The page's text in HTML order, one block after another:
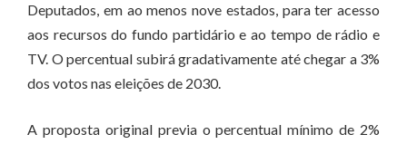
Deputados, em ao menos nove estados, para ter acesso
aos recursos do fundo partidário e ao tempo de rádio e
TV. O percentual subirá gradativamente até chegar a 3%
dos votos nas eleições de 2030.
A proposta original previa o percentual mínimo de 2%